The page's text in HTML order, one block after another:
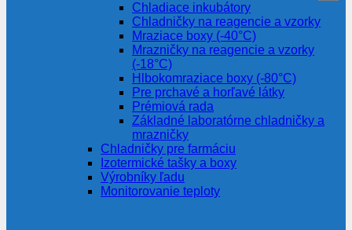
Chladiace inkubátory
Chladničky na reagencie a vzorky
Mraziace boxy (-40°C)
Mrazničky na reagencie a vzorky
(-18°C)
Hlbokomraziace boxy (-80°C)
Pre prchavé a horľavé látky
Prémiová rada
Základné laboratórne chladničky a
mrazničky
Chladničky pre farmáciu
Izotermické tašky a boxy
Výrobníky ľadu
Monitorovanie teploty